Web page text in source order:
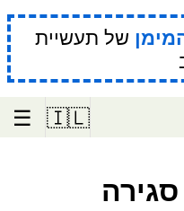
של תעשיית
🇮🇱
☰